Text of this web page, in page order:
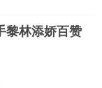
黎林添娇百赞